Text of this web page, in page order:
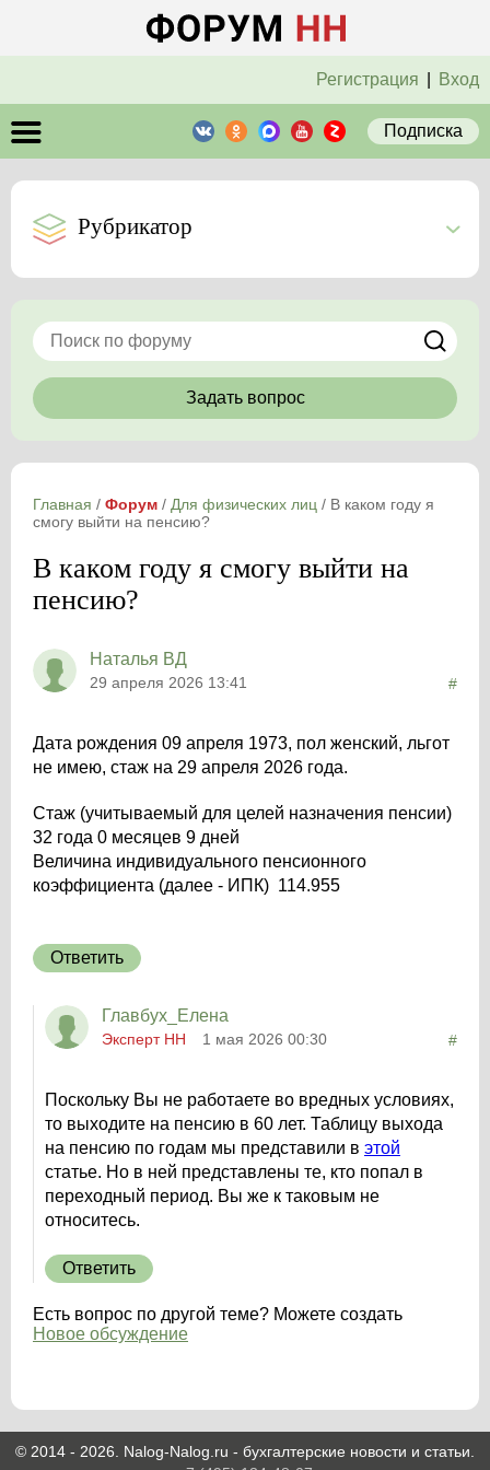
Регистрация Вход
Подписка
Рубрикатор
Задать вопрос
Главная / Форум / Для физических лиц / В каком году я
смогу выйти на пенсию?
В каком году я смогу выйти на
пенсию?
Наталья ВД
29 апреля 2026 13:41 #
Дата рождения 09 апреля 1973, пол женский, льгот
не имею, стаж на 29 апреля 2026 года.
Стаж (учитываемый для целей назначения пенсии)
32 года 0 месяцев 9 дней
Величина индивидуального пенсионного
коэффициента (далее - ИПК) 114.955
Ответить
Главбух_Елена
Эксперт НН 1 мая 2026 00:30 #
Поскольку Вы не работаете во вредных условиях,
то выходите на пенсию в 60 лет. Таблицу выхода
на пенсию по годам мы представили в этой
статье. Но в ней представлены те, кто попал в
переходный период. Вы же к таковым не
относитесь.
Ответить
Есть вопрос по другой теме? Можете создать
Новое обсуждение
© 2014 - 2026. Nalog-Nalog.ru - бухгалтерские новости и статьи.